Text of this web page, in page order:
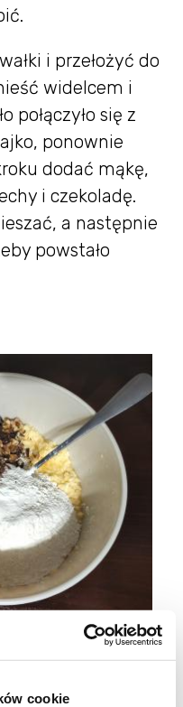
cookie
i przełożyć do
widelcem i
połączyło się z
ponownie
dodać mąkę,
i czekoladę.
a następnie
powstało